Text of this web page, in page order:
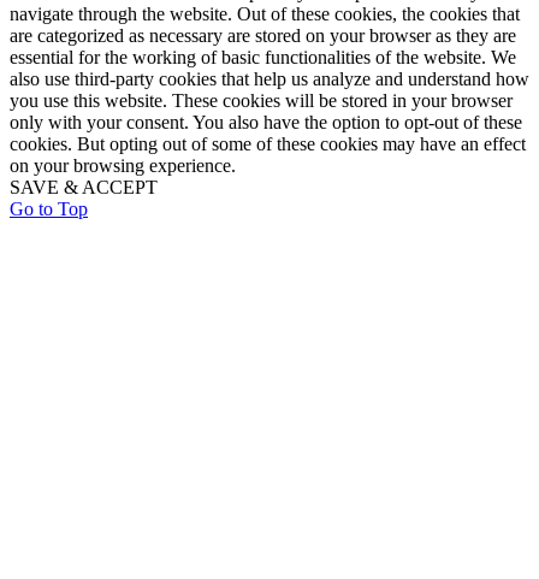
navigate through the website. Out of these cookies, the cookies that
are categorized as necessary are stored on your browser as they are
essential for the working of basic functionalities of the website. We
also use third-party cookies that help us analyze and understand how
you use this website. These cookies will be stored in your browser
only with your consent. You also have the option to opt-out of these
cookies. But opting out of some of these cookies may have an effect
on your browsing experience.
SAVE & ACCEPT
Go to Top